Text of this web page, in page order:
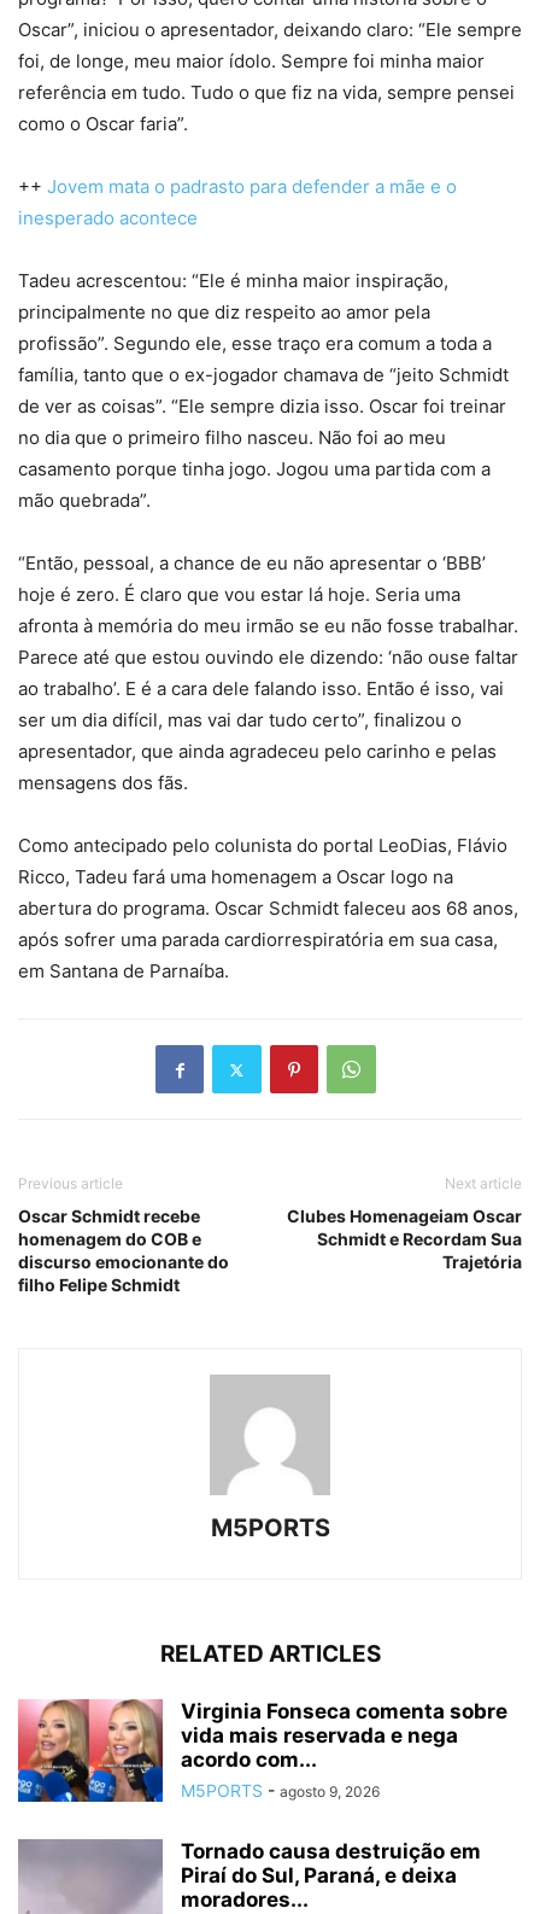
Oscar”, iniciou o apresentador, deixando claro: “Ele sempre
foi, de longe, meu maior ídolo. Sempre foi minha maior
referência em tudo. Tudo o que fiz na vida, sempre pensei
como o Oscar faria”.
++ Jovem mata o padrasto para defender a mãe e o
inesperado acontece
Tadeu acrescentou: “Ele é minha maior inspiração,
principalmente no que diz respeito ao amor pela
profissão”. Segundo ele, esse traço era comum a toda a
família, tanto que o ex-jogador chamava de “jeito Schmidt
de ver as coisas”. “Ele sempre dizia isso. Oscar foi treinar
no dia que o primeiro filho nasceu. Não foi ao meu
casamento porque tinha jogo. Jogou uma partida com a
mão quebrada”.
“Então, pessoal, a chance de eu não apresentar o ‘BBB’
hoje é zero. É claro que vou estar lá hoje. Seria uma
afronta à memória do meu irmão se eu não fosse trabalhar.
Parece até que estou ouvindo ele dizendo: ‘não ouse faltar
ao trabalho’. E é a cara dele falando isso. Então é isso, vai
ser um dia difícil, mas vai dar tudo certo”, finalizou o
apresentador, que ainda agradeceu pelo carinho e pelas
mensagens dos fãs.
Como antecipado pelo colunista do portal LeoDias, Flávio
Ricco, Tadeu fará uma homenagem a Oscar logo na
abertura do programa. Oscar Schmidt faleceu aos 68 anos,
após sofrer uma parada cardiorrespiratória em sua casa,
em Santana de Parnaíba.
Previous article
Oscar Schmidt recebe
homenagem do COB e
discurso emocionante do
filho Felipe Schmidt
Next article
Clubes Homenageiam Oscar
Schmidt e Recordam Sua
Trajetória
M5PORTS
RELATED ARTICLES
Virginia Fonseca comenta sobre
vida mais reservada e nega
acordo com...
M5PORTS - agosto 9, 2026
Tornado causa destruição em
Piraí do Sul, Paraná, e deixa
moradores...